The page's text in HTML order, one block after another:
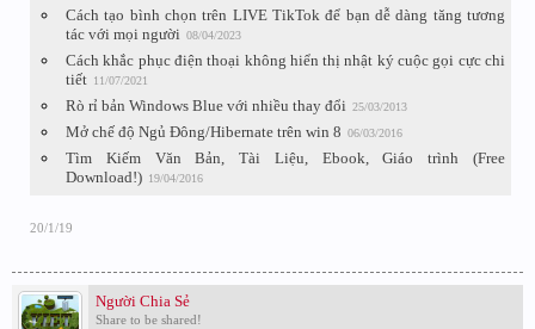
Cách tạo bình chọn trên LIVE TikTok để bạn dễ dàng tăng tương
tác với mọi người 08/04/2023
Cách khắc phục điện thoại không hiển thị nhật ký cuộc gọi cực chi
tiết 11/07/2021
Rò rỉ bản Windows Blue với nhiều thay đổi 25/03/2013
Mở chế độ Ngủ Đông/Hibernate trên win 8 06/03/2016
Tìm Kiếm Văn Bản, Tài Liệu, Ebook, Giáo trình (Free
Download!) 19/04/2016
20/1/19
Người Chia Sẻ
Share to be shared!